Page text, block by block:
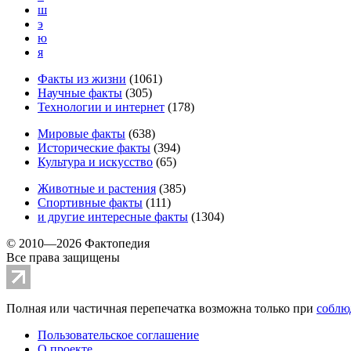
ш
э
ю
я
Факты из жизни (1061)
Научные факты (305)
Технологии и интернет (178)
Мировые факты (638)
Исторические факты (394)
Культура и искусство (65)
Животные и растения (385)
Спортивные факты (111)
и другие интересные факты (1304)
© 2010—2026 Фактопедия
Все права защищены
Полная или частичная перепечатка возможна только при
Пользовательское соглашение